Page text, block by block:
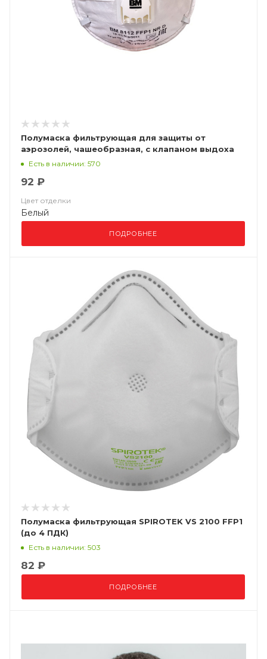
Полумаска фильтрующая для защиты от
аэрозолей, чашеобразная, с клапаном выдоха
ВМ 8112 FFP1 NR D
Есть в наличии: 570
92 ₽
Цвет отделки
Белый
ПОДРОБНЕЕ
Полумаска фильтрующая SPIROTEK VS 2100 FFP1
(до 4 ПДК)
Есть в наличии: 503
82 ₽
ПОДРОБНЕЕ